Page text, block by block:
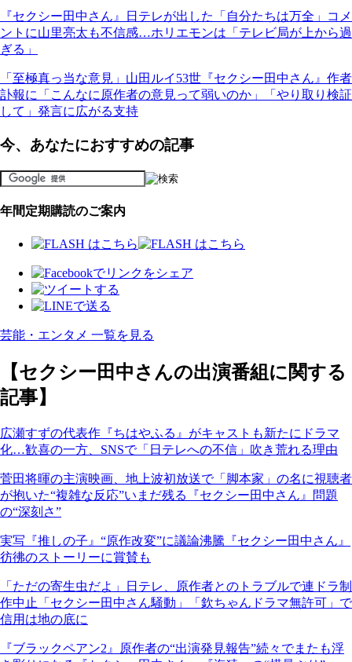
『セクシー田中さん』日テレが出した「自分たちは万全」コメ
ントに山里亮太も不信感…ホリエモンは「テレビ局が上から過
ぎる」
「至極真っ当な意見」山田ルイ53世『セクシー田中さん』作者
訃報に「こんなに原作者の意見って弱いのか」「やり取り検証
して」発言に広がる支持
今、あなたにおすすめの記事
年間定期購読のご案内
芸能・エンタメ 一覧を見る
【セクシー田中さんの出演番組に関する
記事】
広瀬すずの代表作『ちはやふる』がキャストも新たにドラマ
化…歓喜の一方、SNSで「日テレへの不信」吹き荒れる理由
菅田将暉の主演映画、地上波初放送で「脚本家」の名に視聴者
が抱いた“複雑な反応”いまだ残る『セクシー田中さん』問題
の“深刻さ”
実写『推しの子』“原作改変”に議論沸騰『セクシー田中さん』
彷彿のストーリーに賞賛も
「ただの寄生虫だよ」日テレ、原作者とのトラブルで連ドラ制
作中止「セクシー田中さん騒動」「欽ちゃんドラマ無許可」で
信用は地の底に
『ブラックペアン2』原作者の“出演発見報告”続々でまたも浮